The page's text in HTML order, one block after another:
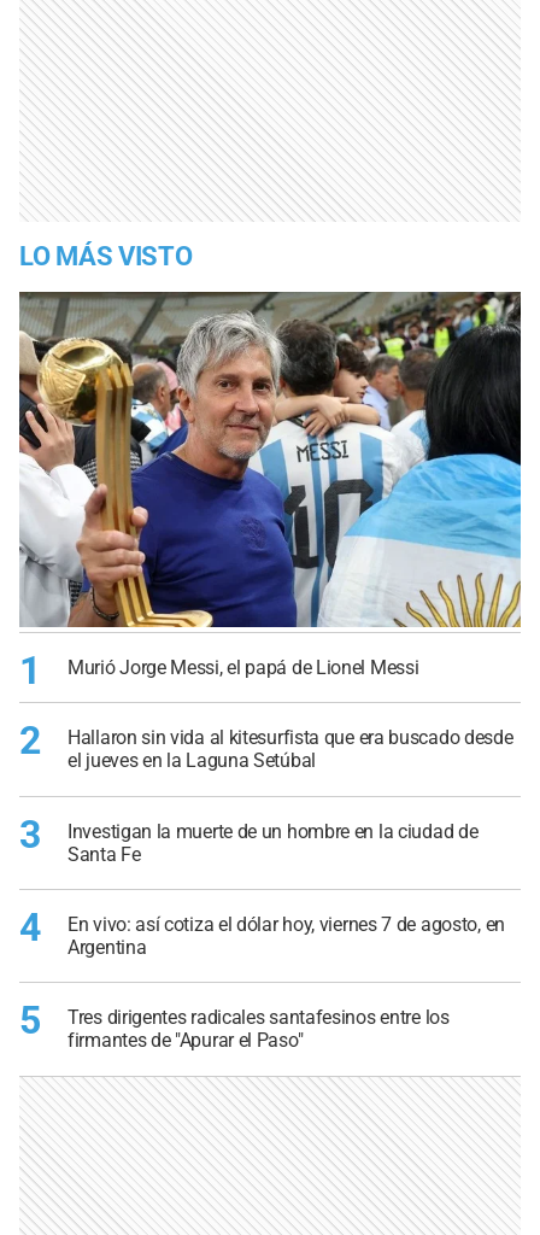
LO MÁS VISTO
1 Murió Jorge Messi, el papá de Lionel Messi
2
Hallaron sin vida al kitesurfista que era buscado desde
el jueves en la Laguna Setúbal
3
Investigan la muerte de un hombre en la ciudad de
Santa Fe
4
En vivo: así cotiza el dólar hoy, viernes 7 de agosto, en
Argentina
5
Tres dirigentes radicales santafesinos entre los
firmantes de "Apurar el Paso"